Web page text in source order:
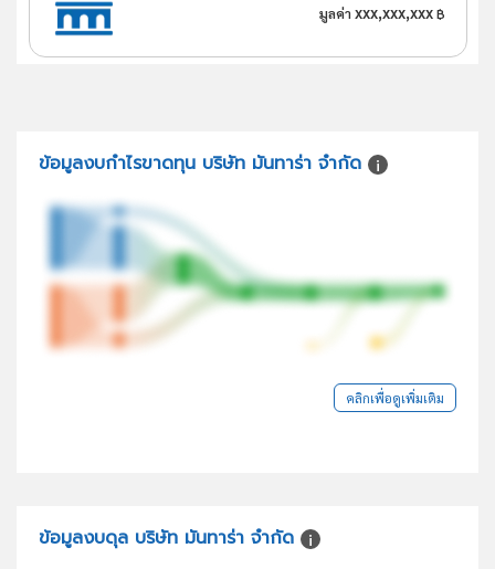
มูลค่า xxx,xxx,xxx ฿
ข้อมูลงบกำไรขาดทุน บริษัท มันทาร่า จำกัด
คลิกเพื่อดูเพิ่มเติม
ข้อมูลงบดุล บริษัท มันทาร่า จำกัด